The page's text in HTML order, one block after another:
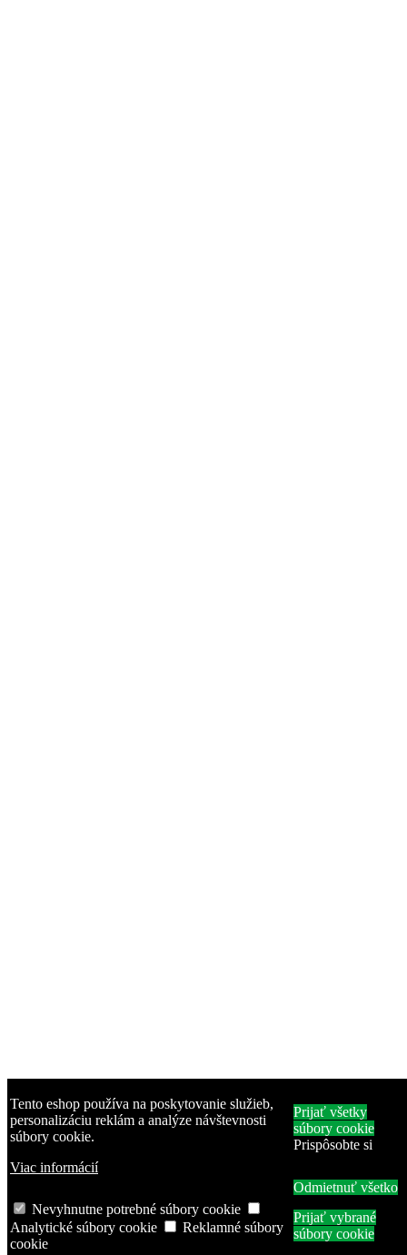
Tento eshop používa na poskytovanie služieb,
personalizáciu reklám a analýze návštevnosti
súbory cookie.
Viac informácií
Prijať všetky
súbory cookie
Prispôsobte si
Odmietnuť všetko
Nevyhnutne potrebné súbory cookie
Analytické súbory cookie
Reklamné súbory
cookie
Prijať vybrané
súbory cookie